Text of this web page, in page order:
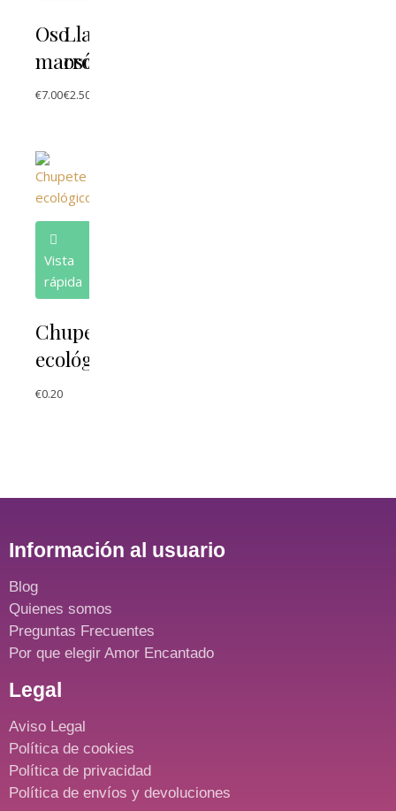
Oso
marrón
€7.00
Llavero
oso
€2.50
Vista
rápida
Chupete
ecológico
€0.20
Información al usuario
Blog
Quienes somos
Preguntas Frecuentes
Por que elegir Amor Encantado
Legal
Aviso Legal
Política de cookies
Política de privacidad
Política de envíos y devoluciones